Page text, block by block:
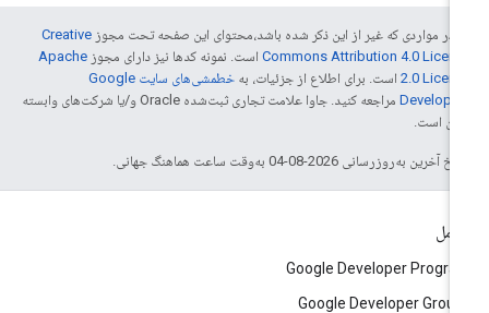
در مواردی که غیر از این ذکر شده باشد،‌محتوای این صفحه تحت مجوزCreative
Commons Attribution 4.0است. نمونه کدها نیز دارای مجوزApache
2.0 است. برای اطلاع از جزئیات، به
خطمشی‌های سایت Google
مراجعه کنید. جاوا علامت تجاری ثبت‌شده Oracle و/یا شرکت‌های وابسته
آن است.
آخرین به‌روزرسانی 2026-08-04 به‌وقت ساعت هماهنگ جهانی.
Google Developer
Google Developer